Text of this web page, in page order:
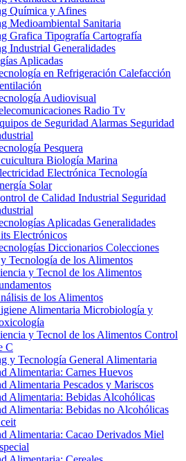
Química y Afines
Medioambiental Sanitaria
Grafica Tipografía Cartografía
Industrial Generalidades
Aplicadas
en Refrigeración Calefacción
Audiovisual
Radio Tv
de Seguridad Alarmas Seguridad
Pesquera
Biología Marina
Electrónica Tecnología
Solar
de Calidad Industrial Seguridad
Aplicadas Generalidades
Electrónicos
Diccionarios Colecciones
Tecnología de los Alimentos
y Tecnol de los Alimentos
de los Alimentos
Alimentaria Microbiología y
y Tecnol de los Alimentos Control
C
y Tecnología General Alimentaria
Alimentaria: Carnes Huevos
Alimentaria Pescados y Mariscos
Alimentaria: Bebidas Alcohólicas
Alimentaria: Bebidas no Alcohólicas
Alimentaria: Cacao Derivados Miel